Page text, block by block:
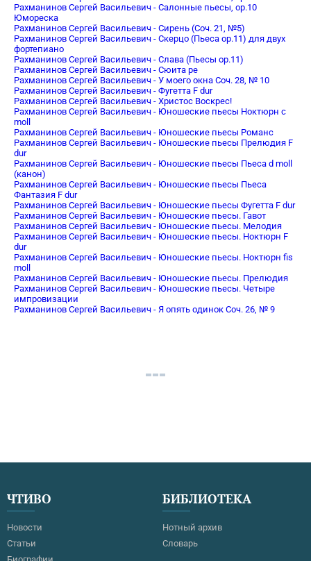
Рахманинов Сергей Васильевич - Салонные пьесы, op.10
Юмореска
Рахманинов Сергей Васильевич - Сирень (Соч. 21, №5)
Рахманинов Сергей Васильевич - Скерцо (Пьеса op.11) для двух
фортепиано
Рахманинов Сергей Васильевич - Слава (Пьесы op.11)
Рахманинов Сергей Васильевич - Сюита ре
Рахманинов Сергей Васильевич - У моего окна Соч. 28, № 10
Рахманинов Сергей Васильевич - Фугетта F dur
Рахманинов Сергей Васильевич - Христос Воскрес!
Рахманинов Сергей Васильевич - Юношеские пьесы Ноктюрн c
moll
Рахманинов Сергей Васильевич - Юношеские пьесы Романс
Рахманинов Сергей Васильевич - Юношеские пьесы Прелюдия F
dur
Рахманинов Сергей Васильевич - Юношеские пьесы Пьеса d moll
(канон)
Рахманинов Сергей Васильевич - Юношеские пьесы Пьеса
Фантазия F dur
Рахманинов Сергей Васильевич - Юношеские пьесы Фугетта F dur
Рахманинов Сергей Васильевич - Юношеские пьесы. Гавот
Рахманинов Сергей Васильевич - Юношеские пьесы. Мелодия
Рахманинов Сергей Васильевич - Юношеские пьесы. Ноктюрн F
dur
Рахманинов Сергей Васильевич - Юношеские пьесы. Ноктюрн fis
moll
Рахманинов Сергей Васильевич - Юношеские пьесы. Прелюдия
Рахманинов Сергей Васильевич - Юношеские пьесы. Четыре
импровизации
Рахманинов Сергей Васильевич - Я опять одинок Соч. 26, № 9
ЧТИВО
Новости
Статьи
БИБЛИОТЕКА
Нотный архив
Словарь